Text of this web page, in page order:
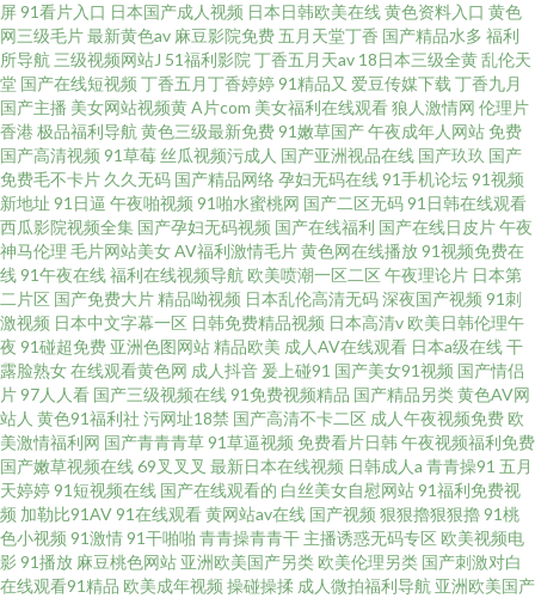
屏91看片入口 日本国产成人视频 日本日韩欧美在线黄色资料入口 黄色
网三级毛片最新黄色av 麻豆影院免费 五月天堂丁香 国产精品水多 福利
所导航 三级视频网站J 51福利影院 丁香五月天av 18日本三级全黄乱伦天
堂 国产在线短视频 丁香五月丁香婷婷91精品又 爱豆传媒下载 丁香九月
国产主播 美女网站视频黄A片com 美女福利在线观看狼人激情网 伦理片
香港 极品福利导航 黄色三级最新免费91嫩草国产午夜成年人网站 免费
国产高清视频 91草莓 丝瓜视频污成人 国产亚洲视品在线 国产玖玖 国产
免费毛不卡片 久久无码 国产精品网络 孕妇无码在线91手机论坛91视频
新地址 91日逼 午夜啪视频 91啪水蜜桃网 国产二区无码91日韩在线观看
西瓜影院视频全集 国产孕妇无码视频 国产在线福利 国产在线日皮片午夜
神马伦理 毛片网站美女AV福利激情毛片黄色网在线播放91视频免费在
线91午夜在线福利在线视频导航 欧美喷潮一区二区 午夜理论片 日本第
二片区 国产免费大片精品呦视频 日本乱伦高清无码深夜国产视频 91刺
激视频 日本中文字幕一区 日韩免费精品视频 日本高清v 欧美日韩伦理午
夜 91碰超免费 亚洲色图网站精品欧美 成人AV在线观看 日本a级在线干
露脸熟女在线观看黄色网 成人抖音 爰上碰91 国产美女91视频 国产情侣
片97人人看 国产三级视频在线91免费视频精品 国产精品另类黄色AV网
站人 黄色91福利社 污网址18禁 国产高清不卡二区 成人午夜视频免费 欧
美激情福利网 国产青青青草91草逼视频 免费看片日韩午夜视频福利免费
国产嫩草视频在线69叉叉叉 最新日本在线视频 日韩成人a 青青操91 五月
天婷婷91短视频在线 国产在线观看的 白丝美女自慰网站91福利免费视
频 加勒比91AV91在线观看黄网站av在线 国产视频 狠狠擼狠狠擼91桃
色小视频 91激情91干啪啪 青青操青青干 主播诱惑无码专区 欧美视频电
影 91播放 麻豆桃色网站 亚洲欧美国产另类 欧美伦理另类 国产刺激对白
在线观看91精品 欧美成年视频 操碰操揉 成人微拍福利导航 亚洲欧美国产